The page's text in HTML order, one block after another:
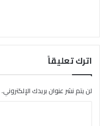
اترك تعليقاً
لن يتم نشر عنوان بريدك الإلكتروني.